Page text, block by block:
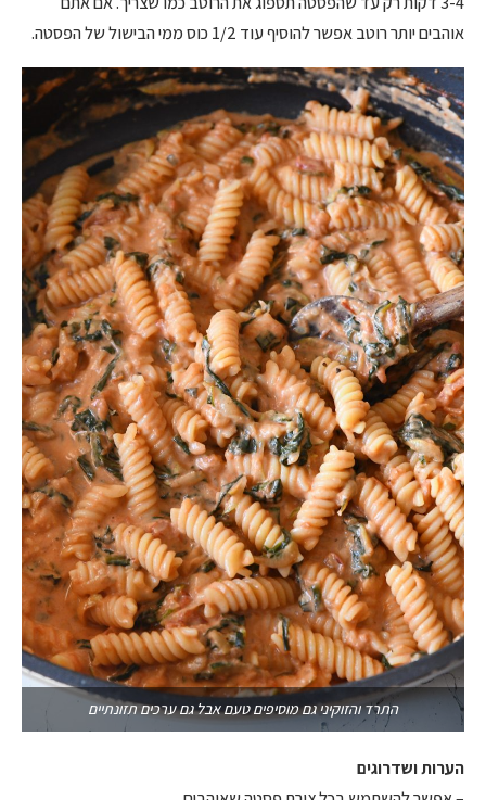
אוהבים יותר רוטב אפשר להוסיף עוד 1/2 כוס ממי הבישול של הפסטה.
התרד והזוקיני גם מוסיפים טעם אבל גם ערכים תזונתיים
הערות ושדרוגים